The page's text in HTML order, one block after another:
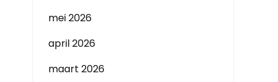
mei 2026
april 2026
maart 2026